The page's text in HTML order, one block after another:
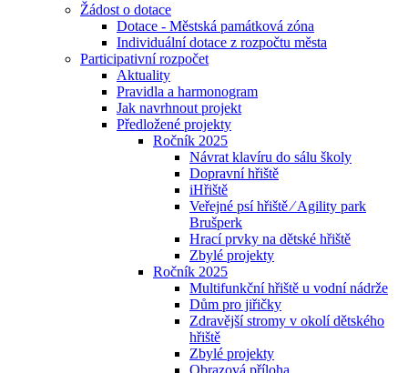
Žádost o dotace
Dotace - Městská památková zóna
Individuální dotace z rozpočtu města
Participativní rozpočet
Aktuality
Pravidla a harmonogram
Jak navrhnout projekt
Předložené projekty
Ročník 2025
Návrat klavíru do sálu školy
Dopravní hřiště
iHřiště
Veřejné psí hřiště ⁄ Agility park
Brušperk
Hrací prvky na dětské hřiště
Zbylé projekty
Ročník 2025
Multifunkční hřiště u vodní nádrže
Dům pro jiřičky
Zdravější stromy v okolí dětského
hřiště
Zbylé projekty
Obrazová příloha